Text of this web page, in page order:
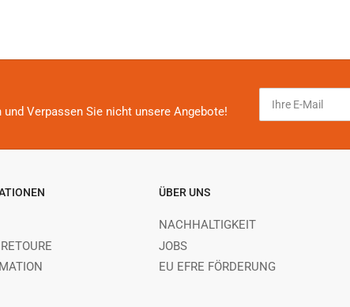
Verpassen Sie nicht unsere Angebote!
Ihre
Mail
ÜBER UNS
NACHHALTIGKEIT
JOBS
EU EFRE FÖRDERUNG